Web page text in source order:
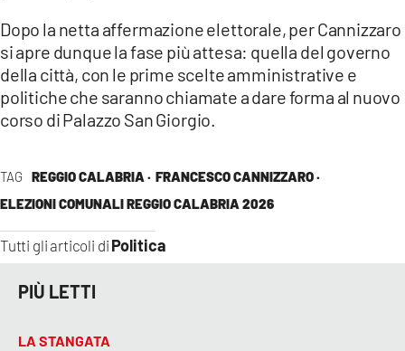
TAG REGGIO CALABRIA · FRANCESCO CANNIZZARO ·
ELEZIONI COMUNALI REGGIO CALABRIA 2026
Tutti gli articoli di Politica
Dopo la netta affermazione elettorale, per Cannizzaro
si apre dunque la fase più attesa: quella del governo
della città, con le prime scelte amministrative e
politiche che saranno chiamate a dare forma al nuovo
corso di Palazzo San Giorgio.
PIÙ LETTI
LA STANGATA